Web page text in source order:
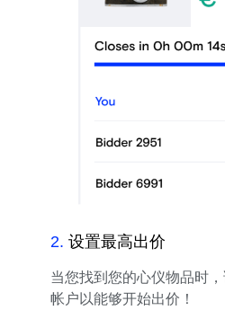
2. 设置最高出价
当您找到您的心仪物品时
帐户以能够开始出价！